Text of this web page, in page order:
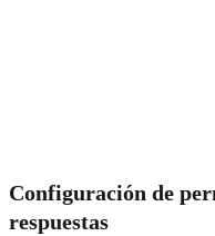
Configuración de
respuestas